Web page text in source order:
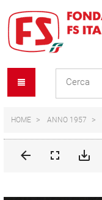
content
navigation
menu
HOME ANNO 1957